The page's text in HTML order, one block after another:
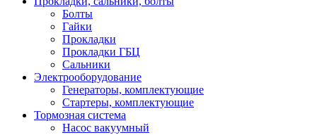
Болты
Гайки
Прокладки
Прокладки ГБЦ
Сальники
Электрооборудование
Генераторы, комплектующие
Стартеры, комплектующие
Тормозная система
Насос вакуумный